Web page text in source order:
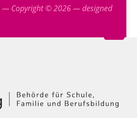
— Copyright © 2026 — designed